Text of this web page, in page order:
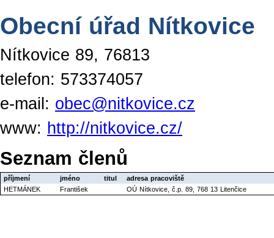
Obecní úřad Nítkovice
Nítkovice 89, 76813
telefon: 573374057
e-mail: obec@nitkovice.cz
www: http://nitkovice.cz/
Seznam členů
příjmení jméno titul
adresa pracoviště
HETMÁNEK
František OÚ Nítkovice, č.p. 89, 768 13 Litenčice